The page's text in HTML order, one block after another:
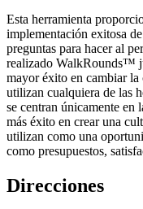
Esta herramienta
implementación exitosa
preguntas para hacer al
realizado WalkRounds™
mayor éxito en cambiar la
utilizan cualquiera de las
se centran únicamente en
más éxito en crear una
utilizan como una
como presupuestos,
Direcciones